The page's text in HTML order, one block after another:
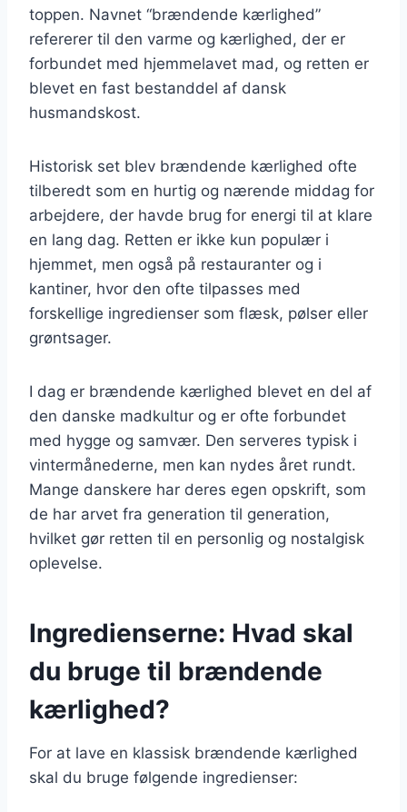
toppen. Navnet “brændende kærlighed”
refererer til den varme og kærlighed, der er
forbundet med hjemmelavet mad, og retten er
blevet en fast bestanddel af dansk
husmandskost.
Historisk set blev brændende kærlighed ofte
tilberedt som en hurtig og nærende middag for
arbejdere, der havde brug for energi til at klare
en lang dag. Retten er ikke kun populær i
hjemmet, men også på restauranter og i
kantiner, hvor den ofte tilpasses med
forskellige ingredienser som flæsk, pølser eller
grøntsager.
I dag er brændende kærlighed blevet en del af
den danske madkultur og er ofte forbundet
med hygge og samvær. Den serveres typisk i
vintermånederne, men kan nydes året rundt.
Mange danskere har deres egen opskrift, som
de har arvet fra generation til generation,
hvilket gør retten til en personlig og nostalgisk
oplevelse.
Ingredienserne: Hvad skal
du bruge til brændende
kærlighed?
For at lave en klassisk brændende kærlighed
skal du bruge følgende ingredienser: